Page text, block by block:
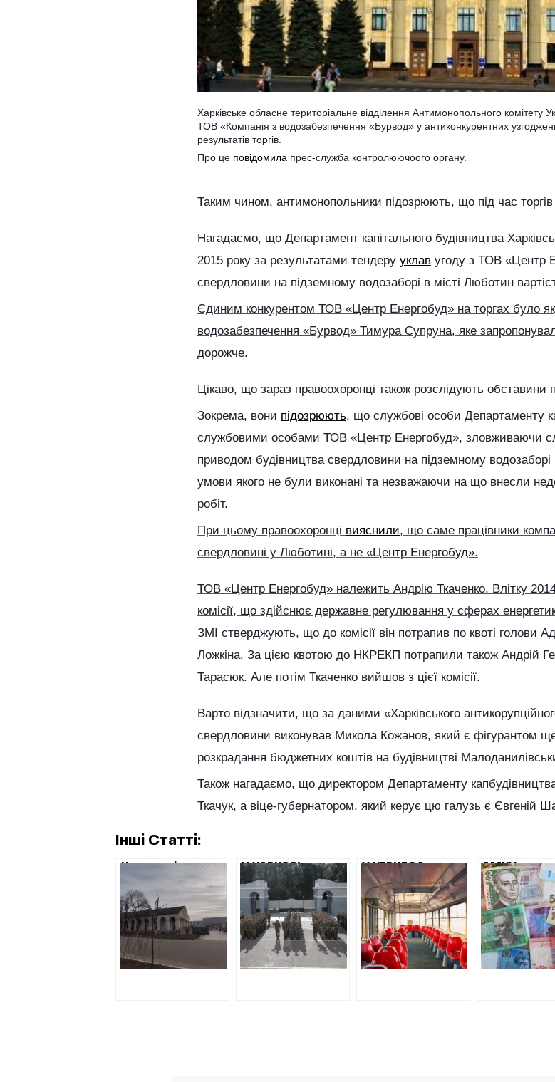
Харківське обласне територіальне відділення Антимонопольного
ТОВ «Компанія з водозабезпечення «Бурвод» у антиконкурентних
результатів торгів.
Про це повідомила прес-служба контролюючоого органу.
Таким чином, антимонопольники підозрюють, що під час
Нагадаємо, що Департамент капітального будівництва
2015 року за результатами тендеру уклав угоду з ТОВ «Центр
свердловини на підземному водозаборі в місті Люботин
Єдиним конкурентом ТОВ «Центр Енергобуд» на торгах було
водозабезпечення «Бурвод» Тимура Супруна, яке
дорожче.
Цікаво, що зараз правоохоронці також розслідують обставини
Зокрема, вони підозрюють, що службові особи Департаменту
службовими особами ТОВ «Центр Енергобуд», зловживаючи
приводом будівництва свердловини на підземному
умови якого не були виконані та незважаючи на що внесли
робіт.
При цьому правоохоронці вияснили, що саме працівники
свердловині у Люботині, а не «Центр Енергобуд».
ТОВ «Центр Енергобуд» належить Андрію Ткаченко. Влітку
комісії, що здійснює державне регулювання у сферах
ЗМІ стверджують, що до комісії він потрапив по квоті голови
Ложкіна. За цією квотою до НКРЕКП потрапили також Андрій
Тарасюк. Але потім Ткаченко вийшов з цієї комісії.
Варто відзначити, що за даними «Харківського
свердловини виконував Микола Кожанов, який є фігурантом
розкрадання бюджетних коштів на будівництві
Також нагадаємо, що директором Департаменту
Ткачук, а віце-губернатором, який керує цю галузь є Євгеній
Інші Статті:
Нерухомість та
бізнес оточення
головного
фінансиста мерії
Чугуєва
У ХАРКОВІ
РЕМОНТ
ВІЙСЬКОВОГО
МІСТЕЧКА
НАЦГВАРДІЇ
ПЛАНУЄ РОБОТИ
ФІРМА З
«ЧОРНОГО
У КЕРНЕСА
ВІДДАДУТЬ 70
МІЛЬЙОНІВ НА
РЕМОНТ
ТРАМВАЇВ ФІРМІ,
СТВОРЕНІЙ У
ЛЮТОМУ
АМКУ
ЯКІ
ТЕНДЕР НА
МІЛЬЙОНІВ
СЕЛА